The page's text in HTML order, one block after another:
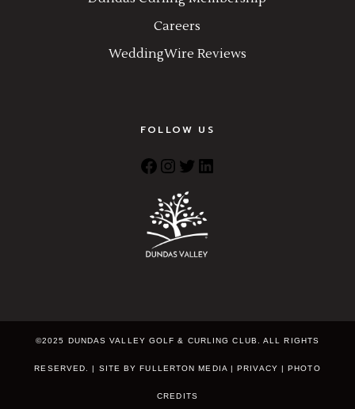
Careers
WeddingWire Reviews
FOLLOW US
©2025 DUNDAS VALLEY GOLF & CURLING CLUB. ALL RIGHTS
RESERVED. | SITE BYFULLERTON MEDIA |PRIVACY |PHOTO
CREDITS